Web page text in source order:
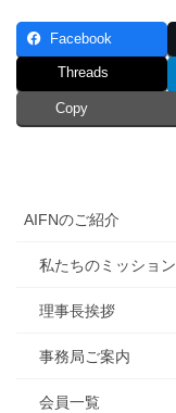
Facebook
Threads
Copy
AIFNのご紹介
私たちのミッション
理事長挨拶
事務局ご案内
会員一覧